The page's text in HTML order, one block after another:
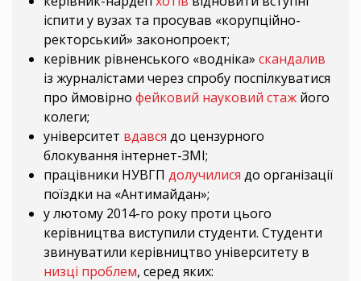
іспити у вузах та просував «корупційно-
ректорський» законопроект;
керівник рівненського «водніка» скандалив
із журналістами через спробу поспілкуватися
про ймовірно фейковий науковий стаж його
колеги;
університет вдався до цензурного
блокування інтернет-ЗМІ;
працівники НУВГП долучилися до організації
поїздки на «Антимайдан»;
у лютому 2014-го року проти цього
керівництва виступили студенти. Студенти
звинуватили керівництво університету в
низці проблем, серед яких: